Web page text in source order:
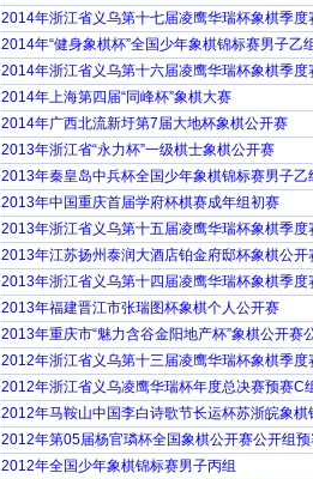
2014年浙江省义乌第十七届凌鹰华瑞杯象棋季度
2014年“健身象棋杯”全国少年象棋锦标赛男子乙
2014年浙江省义乌第十六届凌鹰华瑞杯象棋季度
2014年上海第四届“同峰杯”象棋大赛
2014年广西北流新圩第7届大地杯象棋公开赛
2013年浙江省“永力杯”一级棋士象棋公开赛
2013年秦皇岛中兵杯全国少年象棋锦标赛男子乙
2013年中国重庆首届学府杯棋赛成年组初赛
2013年浙江省义乌第十五届凌鹰华瑞杯象棋季度
2013年江苏扬州泰润大酒店铂金府邸杯象棋公开
2013年浙江省义乌第十四届凌鹰华瑞杯象棋季度
2013年福建晋江市张瑞图杯象棋个人公开赛
2013年重庆市“魅力含谷金阳地产杯”象棋公开赛
2012年浙江省义乌第十三届凌鹰华瑞杯象棋季度
2012年浙江省义乌凌鹰华瑞杯年度总决赛预赛C
2012年马鞍山中国李白诗歌节长运杯苏浙皖象棋
2012年第05届杨官璘杯全国象棋公开赛公开组
2012年全国少年象棋锦标赛男子丙组